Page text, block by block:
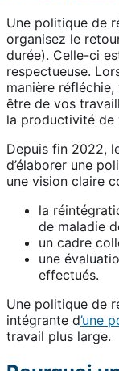
Une politique de
organisez le
durée). Celle-ci
respectueuse.
manière
être de vos
la productivité de
Depuis fin 2022,
d’élaborer une
une vision claire
la
de maladie
un cadre
une
effectués.
Une politique de
intégrante d’une
travail plus large.